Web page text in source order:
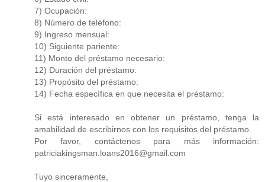
7) Ocupación:
8) Número de teléfono:
9) Ingreso mensual:
10) Siguiente pariente:
11) Monto del préstamo necesario:
12) Duración del préstamo:
13) Propósito del préstamo:
14) Fecha específica en que necesita el préstamo:
Si está interesado en obtener un préstamo, tenga la
amabilidad de escribirnos con los requisitos del préstamo.
Por favor, contáctenos para más información:
patriciakingsman.loans2016@gmail.com
Tuyo sinceramente,